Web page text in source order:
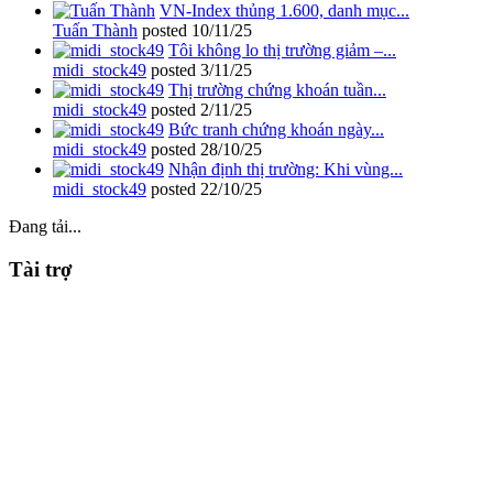
VN-Index thủng 1.600, danh mục...
Tuấn Thành posted 10/11/25
Tôi không lo thị trường giảm –...
midi_stock49 posted 3/11/25
Thị trường chứng khoán tuần...
midi_stock49 posted 2/11/25
Bức tranh chứng khoán ngày...
midi_stock49 posted 28/10/25
Nhận định thị trường: Khi vùng...
midi_stock49 posted 22/10/25
Đang tải...
Tài trợ